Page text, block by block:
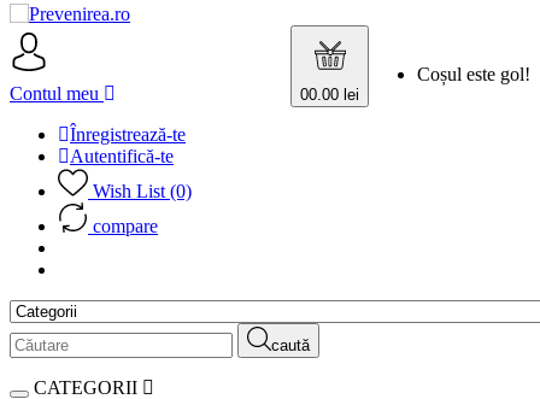
00.00 lei
Coșul este gol!
Contul meu
Înregistrează-te
Autentifică-te
Wish List (0)
compare
caută
CATEGORII